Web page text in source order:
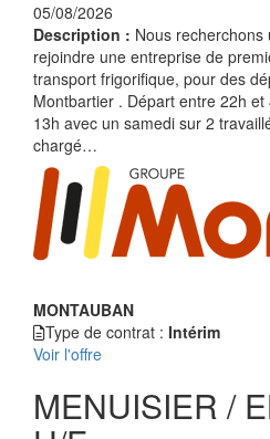
05/08/2026
Description : Nous
rejoindre une entreprise de
transport frigorifique, pour des
Montbartier . Départ entre 22h
13h avec un samedi sur 2
chargé…
MONTAUBAN
Type de contrat : Intérim
Voir l'offre
MENUISIER /